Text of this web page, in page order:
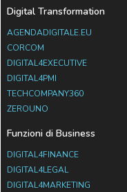
Digital Transformation
AGENDADIGITALE.EU
CORCOM
DIGITAL4EXECUTIVE
DIGITAL4PMI
TECHCOMPANY360
ZEROUNO
Funzioni di Business
DIGITAL4FINANCE
DIGITAL4LEGAL
DIGITAL4MARKETING